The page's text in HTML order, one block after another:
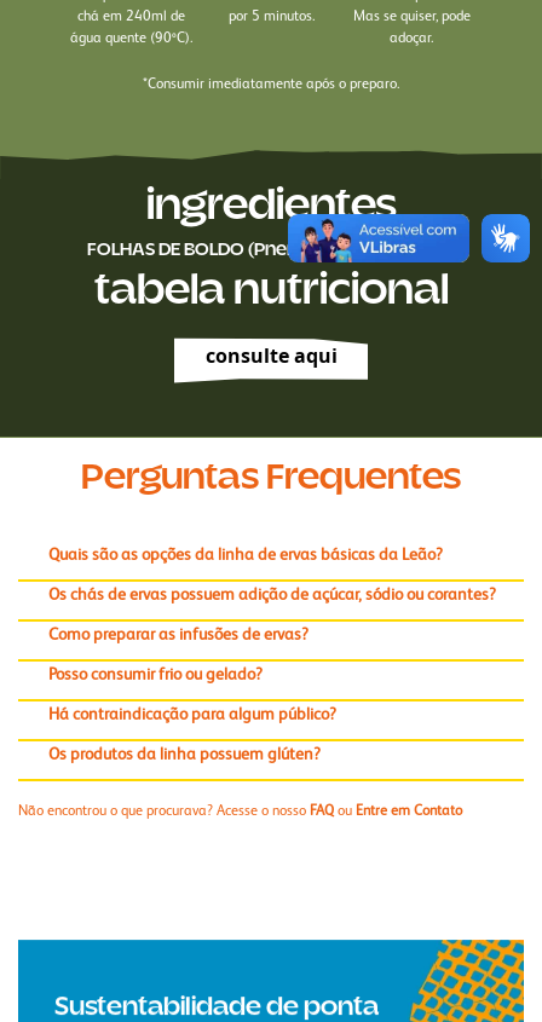
chá em 240ml de
água quente (90ºC).
por 5 minutos.
Mas se quiser, pode
adoçar.
*Consumir imediatamente após o preparo.
ingredientes
FOLHAS DE BOLDO (Pnemuz boldus Molina)
tabela nutricional
consulte aqui
Perguntas Frequentes
Quais são as opções da linha de ervas básicas da Leão?
Os chás de ervas possuem adição de açúcar, sódio ou corantes?
Como preparar as infusões de ervas?
Posso consumir frio ou gelado?
Há contraindicação para algum público?
Os produtos da linha possuem glúten?
Não encontrou o que procurava? Acesse o nosso FAQ ou Entre em Contato
Sustentabilidade de ponta